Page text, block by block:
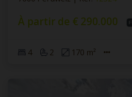
À partir de € 290.000
4 2 170 m²